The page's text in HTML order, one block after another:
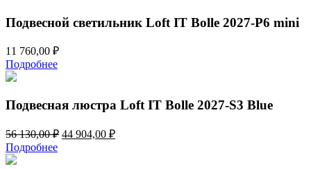
610,00 ₽.
Подвесной светильник Loft IT Bolle 2027-P6 mini
11 760,00 ₽
Подробнее
Подвесная люстра Loft IT Bolle 2027-S3 Blue
56 130,00₽ Первоначальная
44 904,00 ₽Текущая
Подробнее